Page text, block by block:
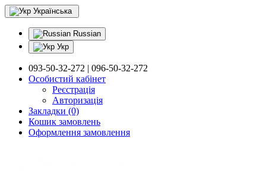
Українська
Russian
Укр
093-50-32-272 | 096-50-32-272
Особистий кабінет
Реєстрація
Авторизація
Закладки (0)
Кошик замовлень
Оформлення замовлення